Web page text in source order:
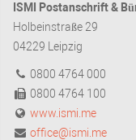
ISMI Postanschrift &
Holbeinstraße 29
04229 Leipzig
0800 4764 000
0800 4764 100
www.ismi.me
office@ismi.me